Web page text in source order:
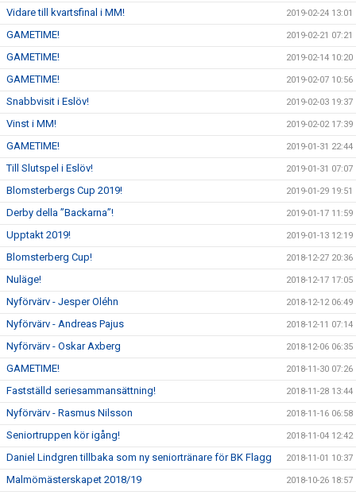
Vidare till kvartsfinal i MM! 2019-02-24 13:01
GAMETIME! 2019-02-21 07:21
GAMETIME! 2019-02-14 10:20
GAMETIME! 2019-02-07 10:56
Snabbvisit i Eslöv! 2019-02-03 19:37
Vinst i MM! 2019-02-02 17:39
GAMETIME! 2019-01-31 22:44
Till Slutspel i Eslöv! 2019-01-31 07:07
Blomsterbergs Cup 2019! 2019-01-29 19:51
Derby della ”Backarna”! 2019-01-17 11:59
Upptakt 2019! 2019-01-13 12:19
Blomsterberg Cup! 2018-12-27 20:36
Nuläge! 2018-12-17 17:05
Nyförvärv - Jesper Oléhn 2018-12-12 06:49
Nyförvärv - Andreas Pajus 2018-12-11 07:14
Nyförvärv - Oskar Axberg 2018-12-06 06:35
GAMETIME! 2018-11-30 07:26
Fastställd seriesammansättning! 2018-11-28 13:44
Nyförvärv - Rasmus Nilsson 2018-11-16 06:58
Seniortruppen kör igång! 2018-11-04 12:42
Daniel Lindgren tillbaka som ny seniortränare för BK Flagg 2018-11-01 10:37
Malmömästerskapet 2018/19 2018-10-26 18:57